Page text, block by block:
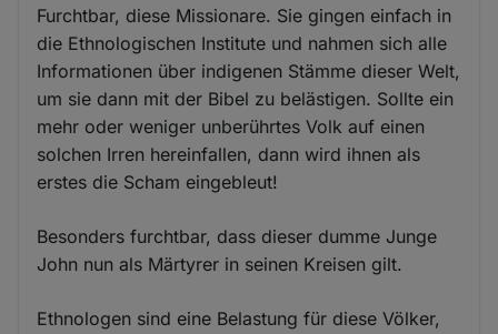
Furchtbar, diese Missionare. Sie gingen einfach in
die Ethnologischen Institute und nahmen sich alle
Informationen über indigenen Stämme dieser Welt,
um sie dann mit der Bibel zu belästigen. Sollte ein
mehr oder weniger unberührtes Volk auf einen
solchen Irren hereinfallen, dann wird ihnen als
erstes die Scham eingebleut!
Besonders furchtbar, dass dieser dumme Junge
John nun als Märtyrer in seinen Kreisen gilt.
Ethnologen sind eine Belastung für diese Völker,